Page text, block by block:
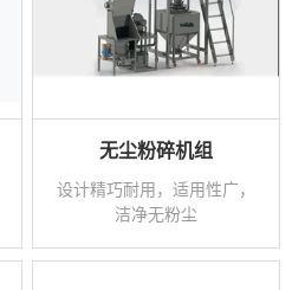
无尘粉碎机组
设计精巧耐用，适用性广，
洁净无粉尘